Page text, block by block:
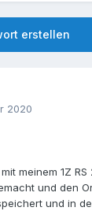
erstellen
2020
meinem 1Z RS
und den
und in